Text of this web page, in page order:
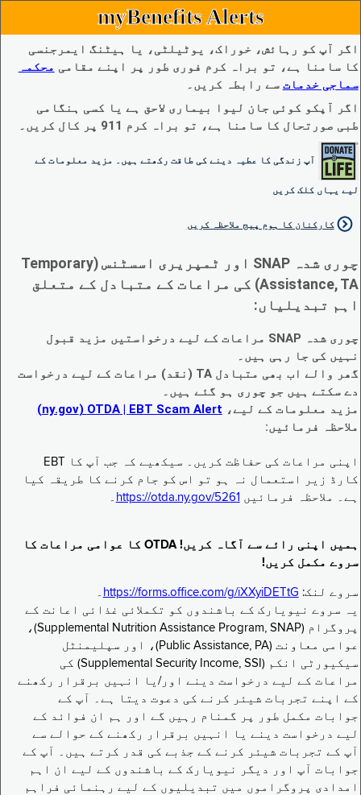
myBenefits Alerts
اگر آپ کو رہائش، خوراک، یوٹیلٹی، یا ہیٹنگ ایمرجنسی
کا سامنا ہے، تو براہ کرم فوری طور پر اپنے مقامی محکمہ
سماجی خدمات سے رابطہ کریں۔
اگر آپکو کوئی جان لیوا بیماری لاحق ہے یا کسی ہنگامی
طبی صورتحال کا سامنا ہے، تو براہ کرم 911 پر کال کریں۔
آپ زندگی کا عطیہ دینے کی طاقت رکھتے ہیں۔ مزید معلومات کے
لیے یہاں کلک کریں
کارکنان کا ہوم پیج ملاحظہ کریں
چوری شدہ SNAP اور ٹمپریری اسسٹنس (Temporary
Assistance, TA) کی مراعات کے متبادل کے متعلق
اہم تبدیلیاں:
چوری شدہ SNAP مراعات کے لیے درخواستیں مزید قبول
نہیں کی جا رہی ہیں۔
گھر والے اب بھی متبادل TA (نقد) مراعات کے لیے درخواست
دے سکتے ہیں جو چوری ہو گئے ہیں۔
مزید معلومات کے لیے، EBT Scam Alert ‏| OTDA ‏(ny.gov)
ملاحظہ فرمائیں:
اپنی مراعات کی حفاظت کریں۔ سیکھیے کہ جب آپ کا EBT
کارڈ زیر استعمال نہ ہو تو اس کو جام کرنے کا طریقہ کیا
ہے۔ ملاحظہ فرمائیں https://otda.ny.gov/5261 ۔
ہمیں اپنی رائے سے آگاہ کریں! OTDA کا عوامی مراعات کا
سروے مکمل کریں!
سروے لنک: https://forms.office.com/g/iXXyiDETtG ۔
یہ سروے نیویارک کے باشندوں کو تکملائی غذائی اعانت کے
پروگرام (Supplemental Nutrition Assistance Program, SNAP)،
عوامی معاونت (Public Assistance, PA)، اور سپلیمنٹل
سیکیورٹی انکم (Supplemental Security Income, SSI) کی
مراعات کے لیے درخواست دینے اور/یا انہیں برقرار رکھنے
کے اپنے تجربات شیئر کرنے کی دعوت دیتا ہے۔ آپ کے
جوابات مکمل طور پر گمنام رہیں گے اور ہم ان فوائد کے
لیے درخواست دینے یا انہیں برقرار رکھنے کے حوالے سے
آپ کے تجربات شیئر کرنے کے جذبے کی قدر کرتے ہیں۔ آپ کے
جوابات آپ اور دیگر نیویارک کے باشندوں کے لیے ان اہم
امدادی پروگراموں میں تبدیلیوں کے لیے رہنمائی فراہم